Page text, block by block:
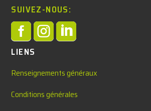
SUIVEZ-NOUS:

LIENS
Renseignements généraux
Conditions générales